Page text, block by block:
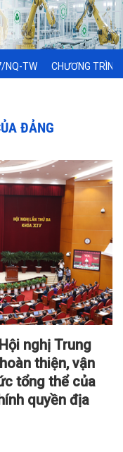
NQ-TW CHƯƠNG
ĐẢNG
nghị Trung
thiện, vận
tổng thể của
quyền địa